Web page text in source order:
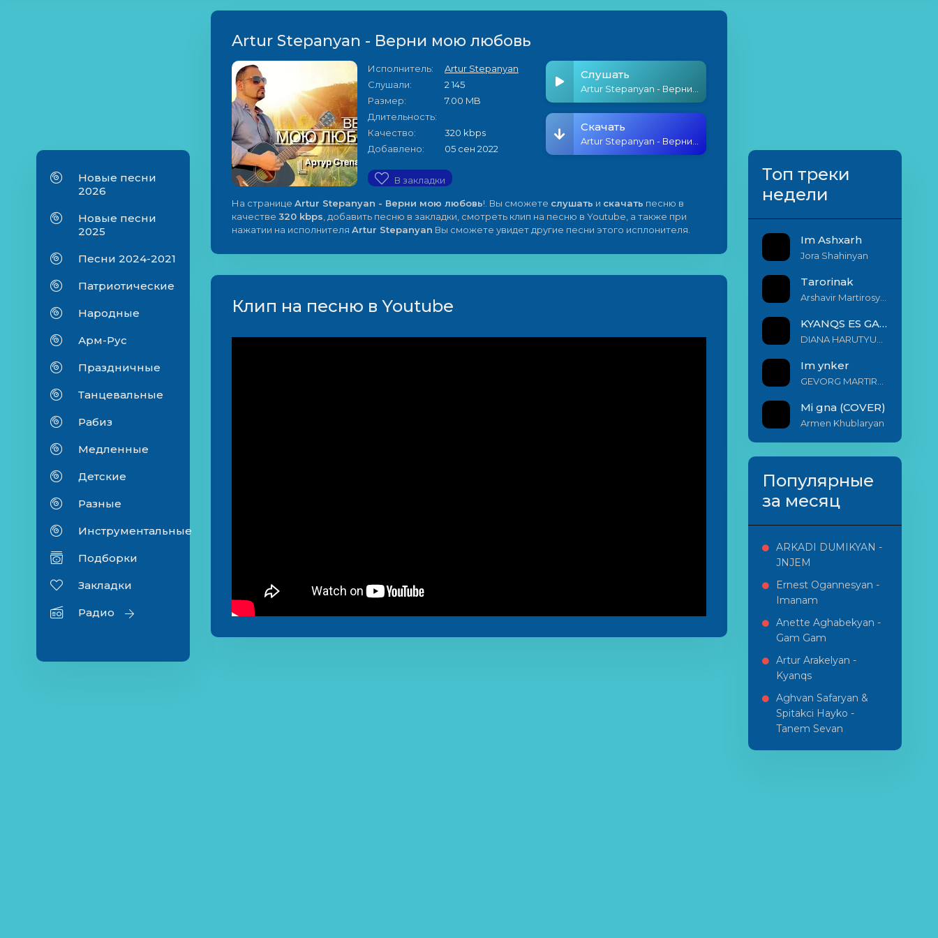
Новые песни
2026
Новые песни
2025
Песни 2024-2021
Патриотические
Народные
Арм-Рус
Праздничные
Танцевальные
Рабиз
Медленные
Детские
Разные
Инструментальные
Подборки
Закладки
Радио
Artur Stepanyan - Верни мою любовь
Исполнитель:
Artur Stepanyan
Слушали:
2 145
Размер:
7.00 MB
Длительность:
Качество:
320 kbps
Добавлено:
05 сен 2022
В закладки
Слушать
Скачать
На странице Artur Stepanyan - Верни мою любовь!. Вы сможете слушать и скачать песню в
качестве 320 kbps , добавить песню в закладки, смотреть клип на песню в Youtube, а также при
нажатии на исполнителя Artur Stepanyan Вы сможете увидет другие песни этого исплонителя.
Клип на песню в Youtube
Топ треки
недели
Im Ashxarh
Jora Shahinyan
Tarorinak
KYANQS ES GALIS EM
Im ynker
Mi gna (COVER)
Armen Khublaryan
Популярные
за месяц
ARKADI DUMIKYAN -
JNJEM
Ernest Ogannesyan -
Imanam
Anette Aghabekyan -
Gam Gam
Artur Arakelyan -
Kyanqs
Aghvan Safaryan &
Spitakci Hayko -
Tanem Sevan